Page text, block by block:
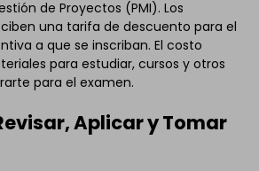
de Proyectos (PMI). Los
una tarifa de descuento para el
a que se inscriban. El costo
para estudiar, cursos y otros
para el examen.
Aplicar y Tomar